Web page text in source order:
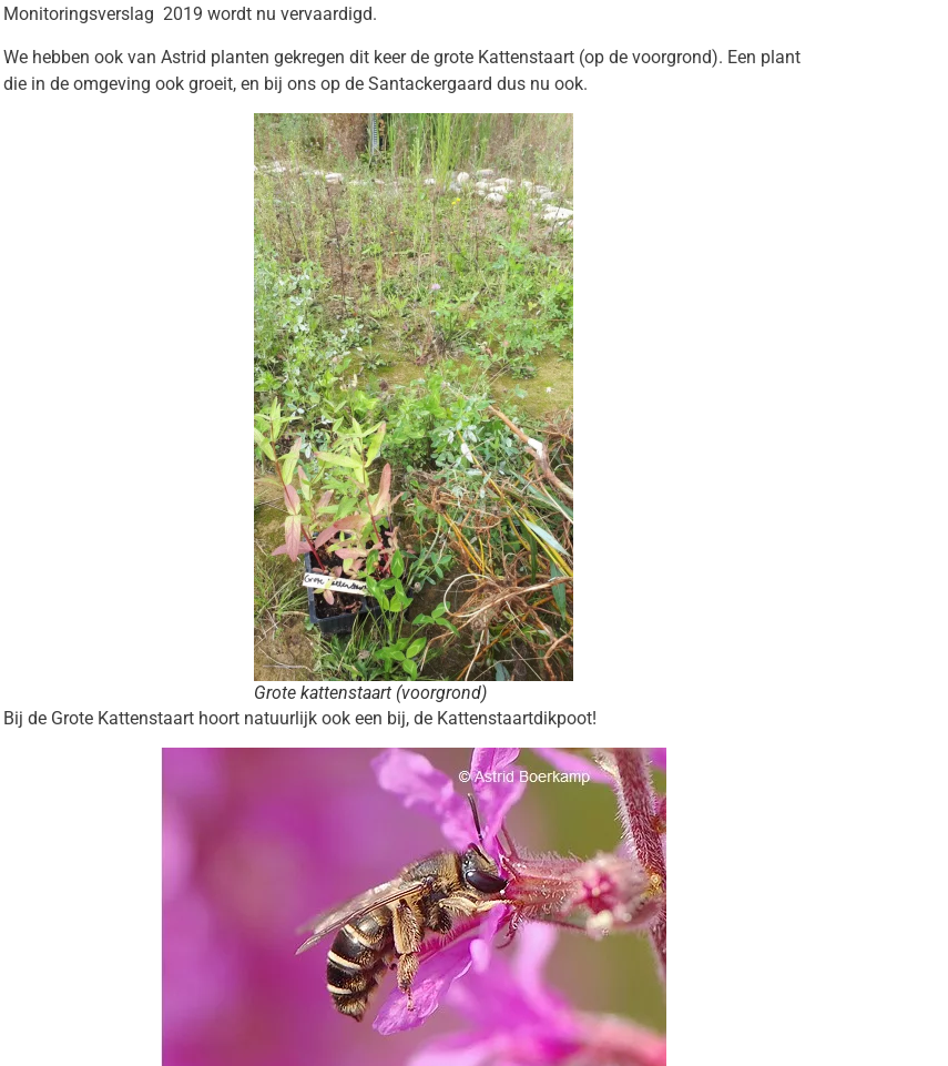
Monitoringsverslag 2019 wordt nu vervaardigd.
We hebben ook van Astrid planten gekregen dit keer de grote Kattenstaart (op de voorgrond). Een plant
die in de omgeving ook groeit, en bij ons op de Santackergaard dus nu ook.
Grote kattenstaart (voorgrond)
Bij de Grote Kattenstaart hoort natuurlijk ook een bij, de Kattenstaartdikpoot!